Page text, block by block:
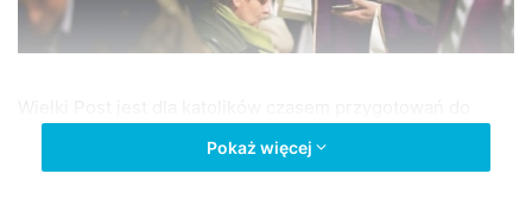
przeżycia najważniejszego święta w roku liturgicznym
czyli Wielkanocy. Ale czy ten okres ma dla wiernych
Pokaż więcej